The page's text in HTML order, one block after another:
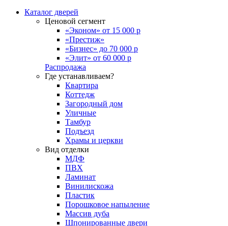
Каталог дверей
Ценовой сегмент
«Эконом» от 15 000 р
«Престиж»
«Бизнес» до 70 000 р
«Элит» от 60 000 р
Распродажа
Где устанавливаем?
Квартира
Коттедж
Загородный дом
Уличные
Тамбур
Подъезд
Храмы и церкви
Вид отделки
МДФ
ПВХ
Ламинат
Винилискожа
Пластик
Порошковое напыление
Массив дуба
Шпонированные двери